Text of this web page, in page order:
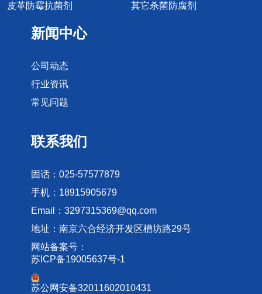
皮革防霉抗菌剂
其它杀菌防腐剂
新闻中心
公司动态
行业资讯
常见问题
联系我们
固话：025-57577879
手机：18915905679
Email：3297315369@qq.com
地址：南京六合经济开发区槽坊路29号
网站备案号：
苏ICP备19005637号-1
苏公网安备32011602010431